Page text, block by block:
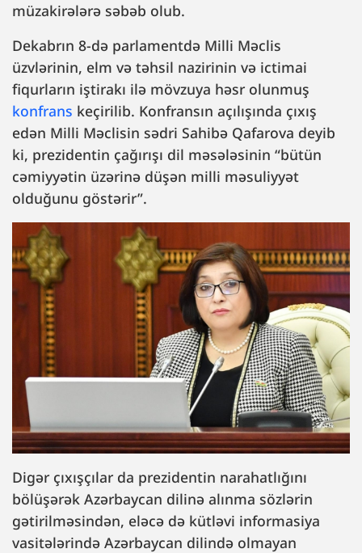
müzakirələrə səbəb olub.
Dekabrın 8-də parlamentdə Milli Məclis
üzvlərinin, elm və təhsil nazirinin və ictimai
fiqurların iştirakı ilə mövzuya həsr olunmuş
konfrans keçirilib. Konfransın açılışında çıxış
edən Milli Məclisin sədri Sahibə Qafarova deyib
ki, prezidentin çağırışı dil məsələsinin “bütün
cəmiyyətin üzərinə düşən milli məsuliyyət
olduğunu göstərir”.
Digər çıxışçılar da prezidentin narahatlığını
bölüşərək Azərbaycan dilinə alınma sözlərin
gətirilməsindən, eləcə də kütləvi informasiya
vasitələrində Azərbaycan dilində olmayan